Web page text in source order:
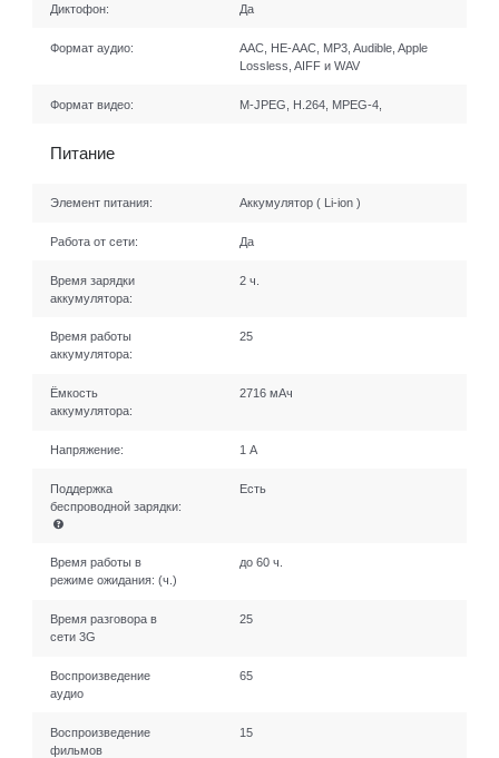
Диктофон: Да
Формат аудио:
AAC, HE-AAC, MP3, Audible, Apple
Lossless, AIFF и WAV
Формат видео: M-JPEG, H.264, MPEG-4,
Питание
Элемент питания: Аккумулятор ( Li-ion )
Работа от сети: Да
Время зарядки
аккумулятора:
2 ч.
Время работы
аккумулятора:
25
Ёмкость
аккумулятора:
2716 мАч
Напряжение: 1 А
Поддержка
беспроводной зарядки:
Есть
Время работы в
режиме ожидания: (ч.)
до 60 ч.
Время разговора в
сети 3G
25
Воспроизведение
аудио
65
Воспроизведение
фильмов
15